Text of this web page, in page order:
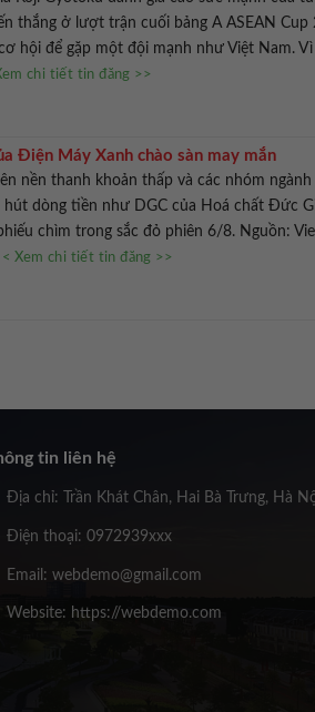
thắng ở lượt trận cuối bảng A ASEAN Cup
hội để gặp một đội mạnh như Việt Nam.
chi tiết tin đăng >>
Điện Máy Xanh chào sàn may mắn
nền thanh khoản thấp và các nhóm
dòng tiền như DGC của Hoá chất Đức
chìm trong sắc đỏ phiên 6/8. Nguồn:
Xem chi tiết tin đăng >>
Founder Novihome
tin liên hệ
Địa chỉ: Trần Khát Chân, Hai Bà Trưng, Hà
Điện thoại: 0972939xxx
Email: webdemo@gmail.com
Website: https://webdemo.com